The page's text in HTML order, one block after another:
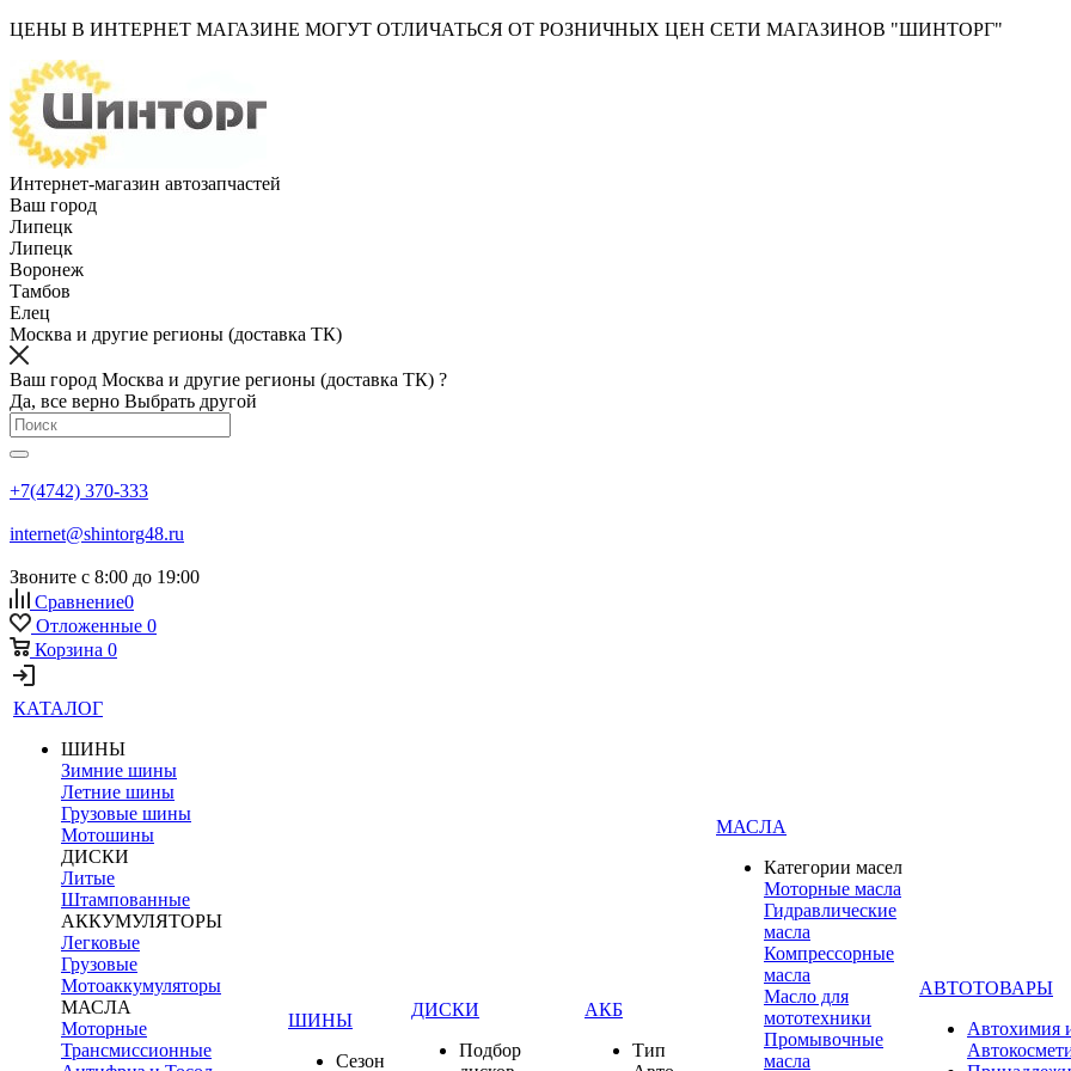
ЦЕНЫ В ИНТЕРНЕТ МАГАЗИНЕ МОГУТ ОТЛИЧАТЬСЯ ОТ РОЗНИЧНЫХ ЦЕН СЕТИ МАГАЗИНОВ "ШИНТОРГ"
Интернет-магазин автозапчастей
Ваш город
Липецк
Липецк
Воронеж
Тамбов
Елец
Москва и другие регионы (доставка ТК)
Ваш город Москва и другие регионы (доставка ТК) ?
Да, все верно Выбрать другой
+7(4742) 370-333
internet@shintorg48.ru
Звоните с 8:00 до 19:00
Сравнение0
Отложенные 0
Корзина 0
КАТАЛОГ
ШИНЫ
Зимние шины
Летние шины
Грузовые шины
Мотошины
ДИСКИ
Литые
Штампованные
АККУМУЛЯТОРЫ
Легковые
Грузовые
Мотоаккумуляторы
МАСЛА
Моторные
Трансмиссионные
ШИНЫ
Сезон
ДИСКИ
Подбор
АКБ
Тип
МАСЛА
Категории масел
Моторные масла
Гидравлические
масла
Компрессорные
масла
Масло для
мототехники
Промывочные
масла
АВТОТОВАРЫ
Автохимия